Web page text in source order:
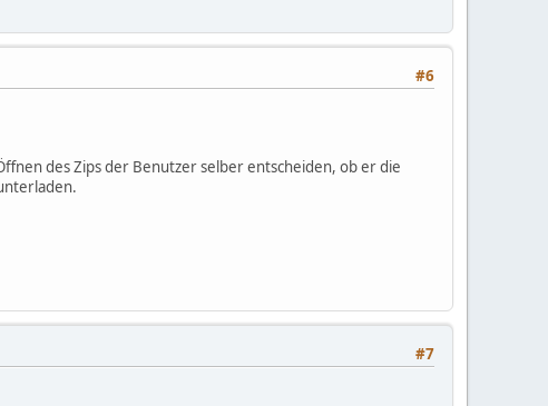
#6
des Zips der Benutzer selber entscheiden, ob er die
#7